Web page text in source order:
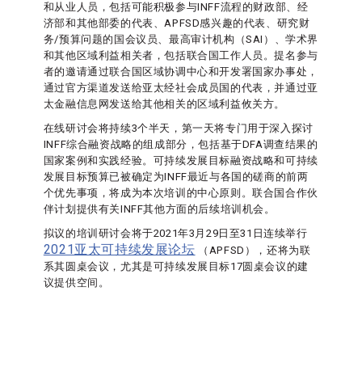
和从业人员，包括可能积极参与INFF流程的财政部、经
济部和其他部委的代表、APFSD感兴趣的代表、研究财
务/预算问题的国会议员、最高审计机构（SAI）、学术界
和其他区域利益相关者，包括联合国工作人员。提名参与
者的邀请通过联合国区域协调中心和开发署国家办事处，
通过官方渠道发送给亚太经社会成员国的代表，并通过亚
太金融信息网发送给其他相关的区域利益攸关方。
在线研讨会将持续3个半天，第一天将专门用于深入探讨
INFF综合融资战略的组成部分，包括基于DFA调查结果的
国家案例和实践经验。可持续发展目标融资战略和可持续
发展目标预算已被确定为INFF最近与各国的磋商的前两
个优先事项，将成为本次培训的中心原则。联合国合作伙
伴计划提供有关INFF其他方面的后续培训机会。
拟议的培训研讨会将于2021年3月29日至31日连续举行
2021亚太可持续发展论坛 （APFSD），还将为联
系其圆桌会议，尤其是可持续发展目标17圆桌会议的建
议提供空间。